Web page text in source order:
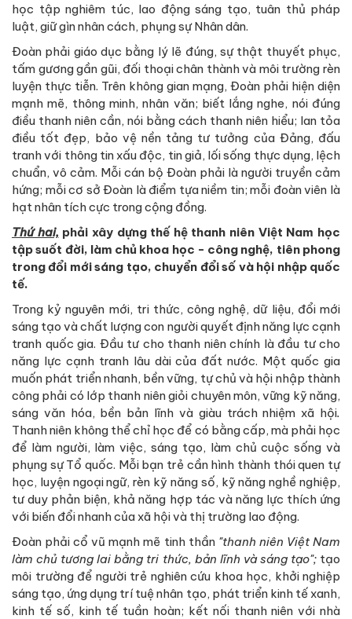
học tập nghiêm túc, lao động sáng tạo, tuân thủ pháp
luật, giữ gìn nhân cách, phụng sự Nhân dân.
Đoàn phải giáo dục bằng lý lẽ đúng, sự thật thuyết phục,
tấm gương gần gũi, đối thoại chân thành và môi trường rèn
luyện thực tiễn. Trên không gian mạng, Đoàn phải hiện diện
mạnh mẽ, thông minh, nhân văn; biết lắng nghe, nói đúng
điều thanh niên cần, nói bằng cách thanh niên hiểu; lan tỏa
điều tốt đẹp, bảo vệ nền tảng tư tưởng của Đảng, đấu
tranh với thông tin xấu độc, tin giả, lối sống thực dụng, lệch
chuẩn, vô cảm. Mỗi cán bộ Đoàn phải là người truyền cảm
hứng; mỗi cơ sở Đoàn là điểm tựa niềm tin; mỗi đoàn viên là
hạt nhân tích cực trong cộng đồng.
Thứ hai, phải xây dựng thế hệ thanh niên Việt Nam học
tập suốt đời, làm chủ khoa học - công nghệ, tiên phong
trong đổi mới sáng tạo, chuyển đổi số và hội nhập quốc
tế.
Trong kỷ nguyên mới, tri thức, công nghệ, dữ liệu, đổi mới
sáng tạo và chất lượng con người quyết định năng lực cạnh
tranh quốc gia. Đầu tư cho thanh niên chính là đầu tư cho
năng lực cạnh tranh lâu dài của đất nước. Một quốc gia
muốn phát triển nhanh, bền vững, tự chủ và hội nhập thành
công phải có lớp thanh niên giỏi chuyên môn, vững kỹ năng,
sáng văn hóa, bền bản lĩnh và giàu trách nhiệm xã hội.
Thanh niên không thể chỉ học để có bằng cấp, mà phải học
để làm người, làm việc, sáng tạo, làm chủ cuộc sống và
phụng sự Tổ quốc. Mỗi bạn trẻ cần hình thành thói quen tự
học, luyện ngoại ngữ, rèn kỹ năng số, kỹ năng nghề nghiệp,
tư duy phản biện, khả năng hợp tác và năng lực thích ứng
với biến đổi nhanh của xã hội và thị trường lao động.
Đoàn phải cổ vũ mạnh mẽ tinh thần "thanh niên Việt Nam
làm chủ tương lai bằng tri thức, bản lĩnh và sáng tạo";tạo
môi trường để người trẻ nghiên cứu khoa học, khởi nghiệp
sáng tạo, ứng dụng trí tuệ nhân tạo, phát triển kinh tế xanh,
kinh tế số, kinh tế tuần hoàn; kết nối thanh niên với nhà